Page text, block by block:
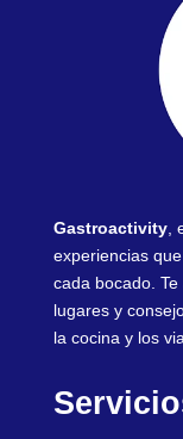
Gastroactivity,
experiencias
cada bocado.
lugares y
la cocina y los